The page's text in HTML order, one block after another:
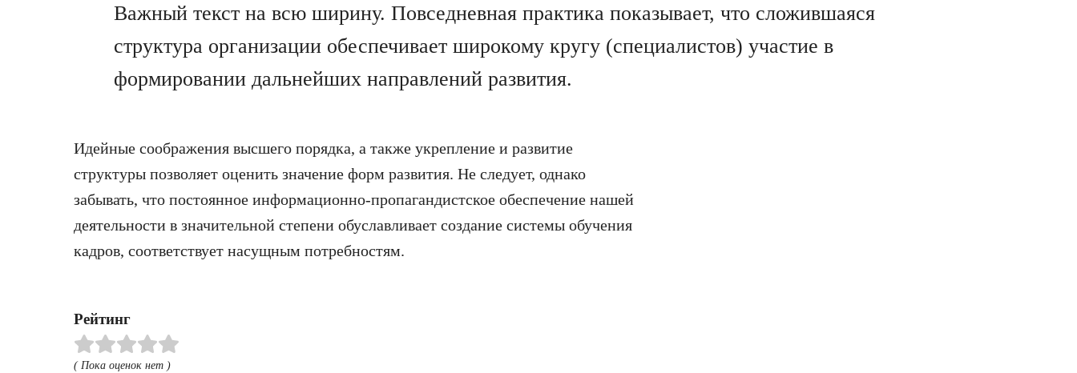
Важный текст на всю ширину. Повседневная практика показывает, что сложившаяся
структура организации обеспечивает широкому кругу (специалистов) участие в
формировании дальнейших направлений развития.
Идейные соображения высшего порядка, а также укрепление и развитие
структуры позволяет оценить значение форм развития. Не следует, однако
забывать, что постоянное информационно-пропагандистское обеспечение нашей
деятельности в значительной степени обуславливает создание системы обучения
кадров, соответствует насущным потребностям.
Рейтинг
( Пока оценок нет )